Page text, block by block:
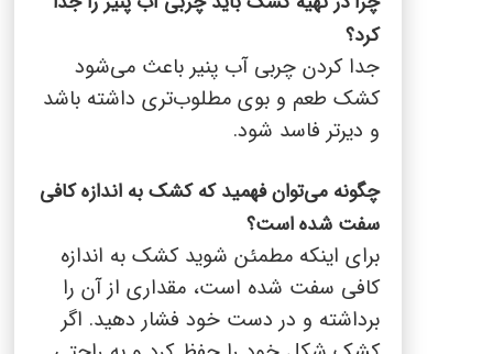
کرد؟
جدا کردن چربی آب پنیر باعث می‌شود
کشک طعم و بوی مطلوب‌تری داشته باشد
و دیرتر فاسد شود.
چگونه می‌توان فهمید که کشک به اندازه کافی
سفت شده است؟
برای اینکه مطمئن شوید کشک به اندازه
کافی سفت شده است، مقداری از آن را
برداشته و در دست خود فشار دهید. اگر